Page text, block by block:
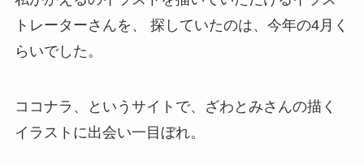
トレーターさんを、 探していたのは、今年の4月く
らいでした。
ココナラ、というサイトで、ざわとみさんの描く
イラストに出会い一目ぼれ。